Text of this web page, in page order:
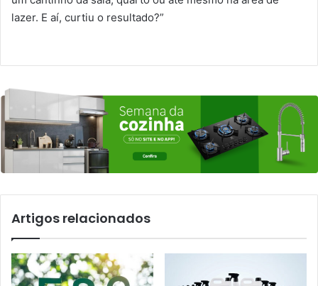
lazer. E aí, curtiu o resultado?”
Artigos relacionados